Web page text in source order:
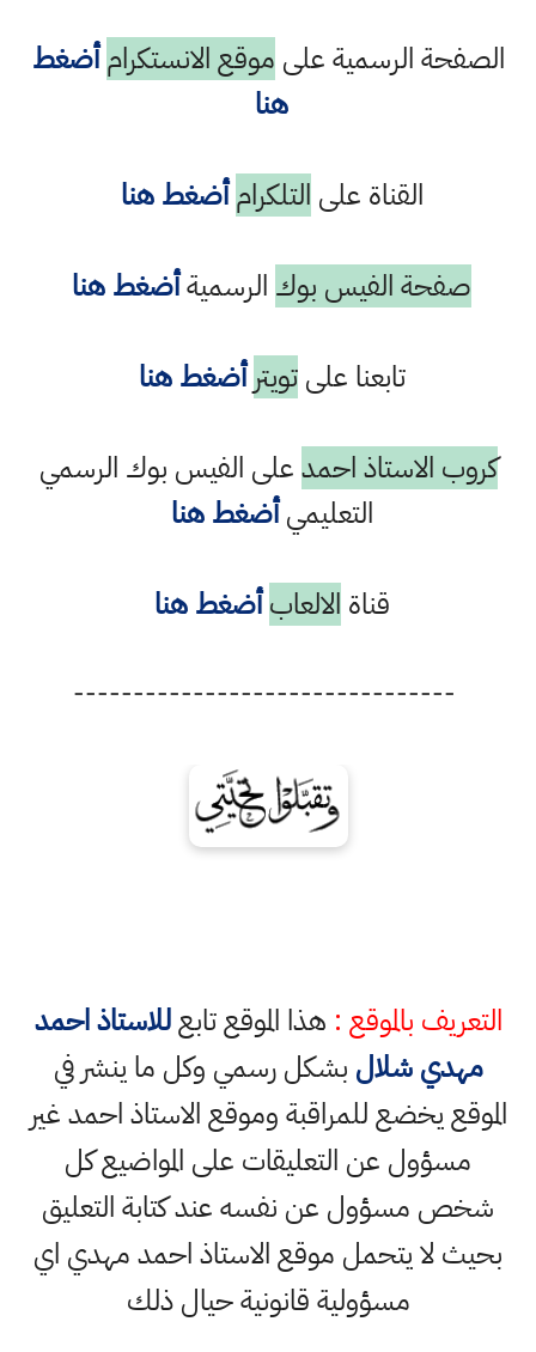
الصفحة الرسمية على موقع الانستكرام أضغط
هنا
القناة على التلكرام أضغط هنا
صفحة الفيس بوك الرسميةأضغط هنا
تابعنا علىتويتر أضغط هنا
كروب الاستاذ احمدعلى الفيس بوك الرسمي
التعليميأضغط هنا
قناة الالعاب أضغط هنا
--------------------------------
التعريف بالموقع : هذا الموقع تابعللاستاذ احمد
مهدي شلال بشكل رسمي وكل ما ينشر في
الموقع يخضع للمراقبة وموقع الاستاذ احمد غير
مسؤول عن التعليقات على المواضيع كل
شخص مسؤول عن نفسه عند كتابة التعليق
بحيث لا يتحمل موقع الاستاذ احمد مهدي اي
مسؤولية قانونية حيال ذلك